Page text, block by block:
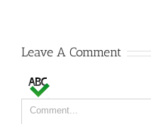
Leave A Comment
Comment